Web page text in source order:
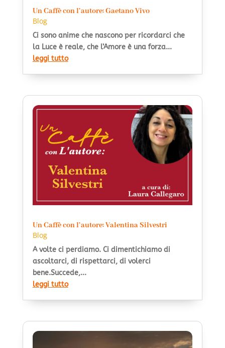
Un Caffè con l’autore: Gaetano Vivo
Blog
Ci sono anime che nascono per ricordarci che
la Luce è reale, che l’Amore è una forza...
leggi tutto
Un Caffè con l’autore: Valentina Silvestri
Blog
A volte ci perdiamo. Ci dimentichiamo di
ascoltarci, di rispettarci, di volerci
bene.Succede,...
leggi tutto